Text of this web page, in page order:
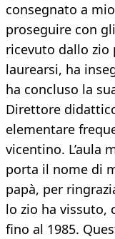
consegnato a
proseguire con
ricevuto dallo
laurearsi, ha
ha concluso la
Direttore
elementare
vicentino. L’aula
porta il nome di
papà, per
lo zio ha vissuto,
fino al 1985.